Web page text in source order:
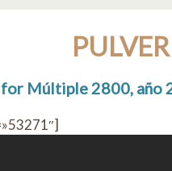
Múltiple 2800, año